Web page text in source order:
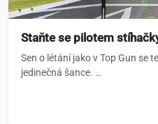
Staňte se pilotem
Sen o létání jako v Top Gun se
jedinečná šance. …